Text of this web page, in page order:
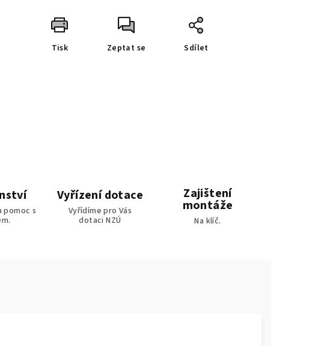
Tisk Zeptat se Sdílet
pomoc s
Vyřízení dotace
Vyřídíme pro Vás
dotaci NZÚ
Zajištení
montáže
Na klíč.